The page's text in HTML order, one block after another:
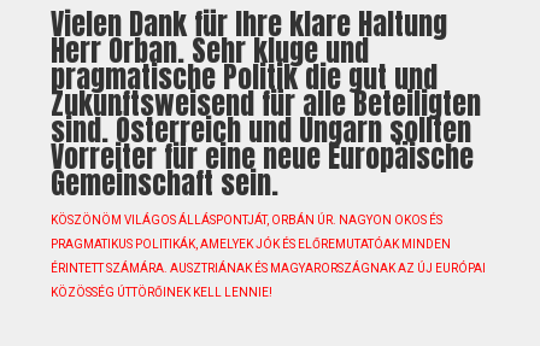
Vielen Dank für Ihre klare Haltung
Herr Orban. Sehr kluge und
pragmatische Politik die gut und
Zukunftsweisend für alle Beteiligten
sind. Österreich und Ungarn sollten
Vorreiter für eine neue Europäische
Gemeinschaft sein.
KÖSZÖNÖM VILÁGOS ÁLLÁSPONTJÁT, ORBÁN ÚR. NAGYON OKOS ÉS
PRAGMATIKUS POLITIKÁK, AMELYEK JÓK ÉS ELŐREMUTATÓAK MINDEN
ÉRINTETT SZÁMÁRA. AUSZTRIÁNAK ÉS MAGYARORSZÁGNAK AZ ÚJ EURÓPAI
KÖZÖSSÉG ÚTTÖRŐINEK KELL LENNIE!